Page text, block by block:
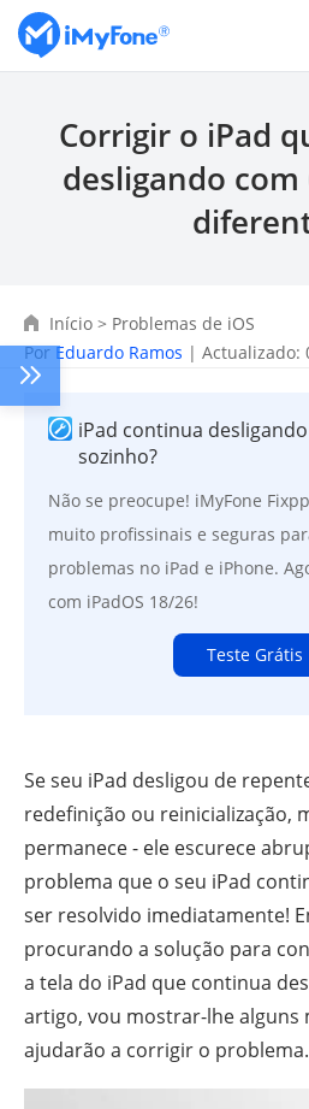
Corrigir o iPad
desligando
Início > Problemas de iOS
PorEduardo Ramos | Actualizado:
iPad continua
sozinho?
Não se preocupe! iMyFone
muito profissinais e seguras
problemas no iPad e iPhone.
com iPadOS 18/26!
Teste Grátis
Se seu iPad desligou de
redefinição ou reinicialização,
permanece - ele escurece
problema que o seu iPad
ser resolvido imediatamente!
procurando a solução para
a tela do iPad que continua
artigo, vou mostrar-lhe alguns
ajudarão a corrigir o problema.